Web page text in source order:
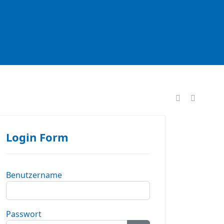
Login Form
Benutzername
Passwort